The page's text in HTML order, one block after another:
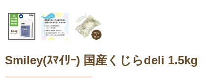
Smiley(ｽﾏｲﾘｰ) 国産くじらdeli 1.5kg